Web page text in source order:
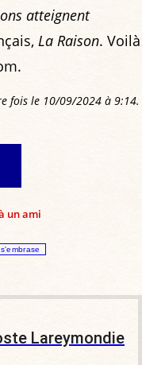
atteignent
La Raison. Voilà
fois le 10/09/2024 à 9:14.
un ami
Lareymondie